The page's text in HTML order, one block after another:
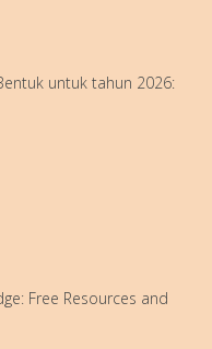
untuk tahun 2026:
Free Resources and